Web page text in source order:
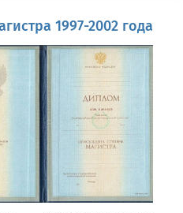
1997-2002 года